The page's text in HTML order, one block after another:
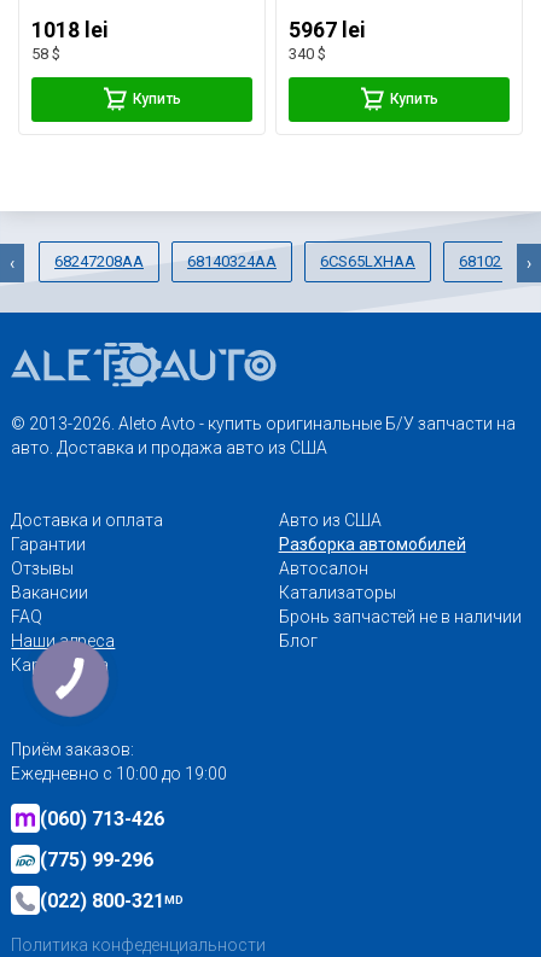
1018 lei
58 $
Купить
5967 lei
340 $
Купить
68247208AA 68140324AA 6CS65LXHAA
‹ ›
© 2013-2026. Aleto Avto - купить оригинальные Б/У запчасти на
авто. Доставка и продажа авто из США
Доставка и оплата
Гарантии
Отзывы
Вакансии
FAQ
Наши адреса
Карта сайта
Авто из США
Разборка автомобилей
Автосалон
Катализаторы
Бронь запчастей не в наличии
Блог
Приём заказов:
Ежедневно с 10:00 до 19:00
(060) 713-426
(775) 99-296
(022) 800-321MD
Политика конфеденциальности